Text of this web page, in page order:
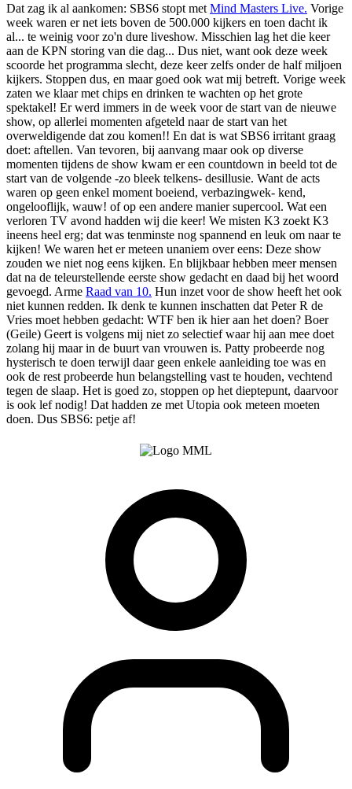
Dat zag ik al aankomen: SBS6 stopt met Mind Masters Live. Vorige
week waren er net iets boven de 500.000 kijkers en toen dacht ik
al... te weinig voor zo'n dure liveshow. Misschien lag het die keer
aan de KPN storing van die dag... Dus niet, want ook deze week
scoorde het programma slecht, deze keer zelfs onder de half miljoen
kijkers. Stoppen dus, en maar goed ook wat mij betreft. Vorige week
zaten we klaar met chips en drinken te wachten op het grote
spektakel! Er werd immers in de week voor de start van de nieuwe
show, op allerlei momenten afgeteld naar de start van het
overweldigende dat zou komen!! En dat is wat SBS6 irritant graag
doet: aftellen. Van tevoren, bij aanvang maar ook op diverse
momenten tijdens de show kwam er een countdown in beeld tot de
start van de volgende -zo bleek telkens- desillusie. Want de acts
waren op geen enkel moment boeiend, verbazingwek- kend,
ongelooflijk, wauw! of op een andere manier supercool. Wat een
verloren TV avond hadden wij die keer! We misten K3 zoekt K3
ineens heel erg; dat was tenminste nog spannend en leuk om naar te
kijken! We waren het er meteen unaniem over eens: Deze show
zouden we niet nog eens kijken. En blijkbaar hebben meer mensen
dat na de teleurstellende eerste show gedacht en daad bij het woord
gevoegd. Arme Raad van 10. Hun inzet voor de show heeft het ook
niet kunnen redden. Ik denk te kunnen inschatten dat Peter R de
Vries moet hebben gedacht: WTF ben ik hier aan het doen? Boer
(Geile) Geert is volgens mij niet zo selectief waar hij aan mee doet
zolang hij maar in de buurt van vrouwen is. Patty probeerde nog
hysterisch te doen terwijl daar geen enkele aanleiding toe was en
ook de rest probeerde hun belangstelling vast te houden, vechtend
tegen de slaap. Het is goed zo, stoppen op het dieptepunt, daarvoor
is ook lef nodig! Dat hadden ze met Utopia ook meteen moeten
doen. Dus SBS6: petje af!